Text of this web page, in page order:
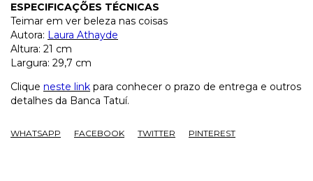
ESPECIFICAÇÕES TÉCNICAS
Teimar em ver beleza nas coisas
Autora: Laura Athayde
Altura: 21 cm
Largura: 29,7 cm
Clique neste link para conhecer o prazo de entrega e outros
detalhes da Banca Tatuí.
WHATSAPP FACEBOOK TWITTER PINTEREST